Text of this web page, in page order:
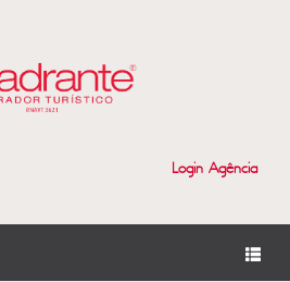
Login Agência